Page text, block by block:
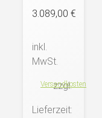
3.089,00 €
inkl.
MwSt.
zzgl.
Versandkosten
Lieferzeit: